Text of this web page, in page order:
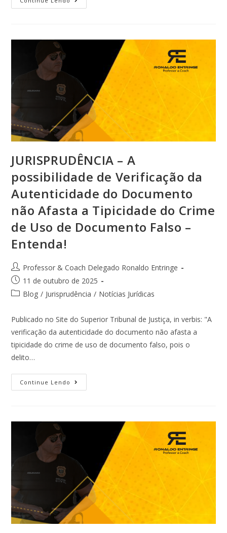
JURISPRUDÊNCIA – A
possibilidade de Verificação da
Autenticidade do Documento
não Afasta a Tipicidade do Crime
de Uso de Documento Falso –
Entenda!
Professor & Coach Delegado Ronaldo Entringe
11 de outubro de 2025
Blog / Jurisprudência / Notícias Jurídicas
Publicado no Site do Superior Tribunal de Justiça, in verbis: "A
verificação da autenticidade do documento não afasta a
tipicidade do crime de uso de documento falso, pois o
delito…
Continue Lendo